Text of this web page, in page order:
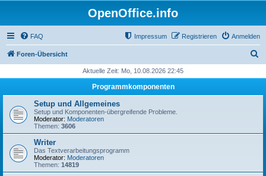
OpenOffice.info
FAQ Anmelden
Registrieren
Impressum
Foren-Übersicht
h
Aktuelle Zeit: Mo, 10.08.2026 22:45
Programmkomponenten
Setup und Allgemeines
Setup und Komponenten-übergreifende Probleme.
Moderator: Moderatoren
Themen: 3606
Writer
Das Textverarbeitungsprogramm
Moderator: Moderatoren
Themen: 14819